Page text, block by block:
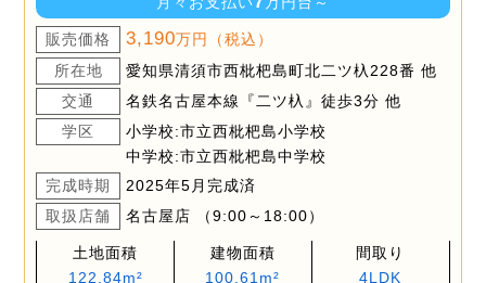
販売価格 3,190万円（税込）
所在地
愛知県清須市西枇杷島町北二ツ杁228番 他
交通
名鉄名古屋本線『二ツ杁』徒歩3分 他
学区
小学校:市立西枇杷島小学校
中学校:市立西枇杷島中学校
完成時期
2025年5月完成済
取扱店舗
名古屋店 （9:00～18:00）
土地面積
122.84m²
建物面積
100.61m²
間取り
4LDK